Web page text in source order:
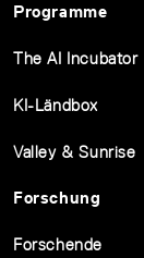
Programme
The AI Incubator
KI-Ländbox
Valley & Sunrise
Forschung
Forschende